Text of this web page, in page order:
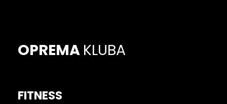
OPREMA KLUBA
FITNESS